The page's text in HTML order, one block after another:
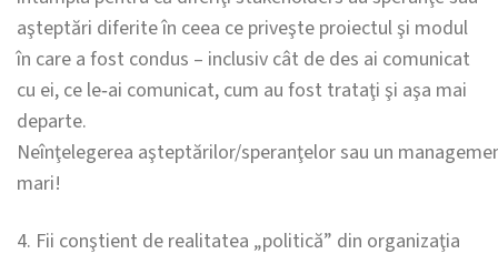
aşteptări diferite în ceea ce priveşte proiectul şi modul
în care a fost condus – inclusiv cât de des ai comunicat
cu ei, ce le‐ai comunicat, cum au fost trataţi şi aşa mai
departe.
Neînţelegerea aşteptărilor/speranţelor sau un
mari!
4. Fii conştient de realitatea „politică” din organizaţia